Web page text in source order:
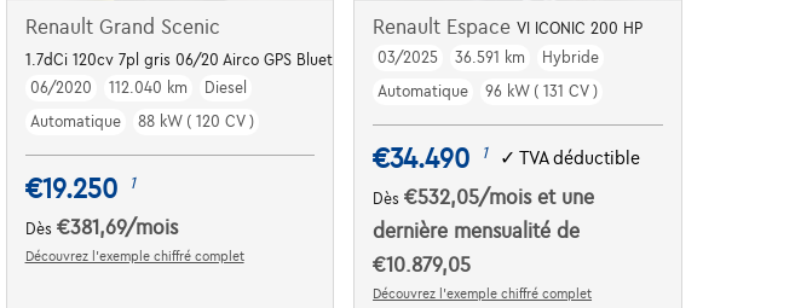
| Gps | Alu
Renault Grand Scenic
1.7dCi 120cv 7pl gris 06/20 Airco GPS Bluetooth
06/2020
112.040 km
Diesel
Automatique
88 kW ( 120 CV )
€19.250 1
Dès €381,69/mois
Découvrez l’exemple chiffré complet
Renault EspaceVI ICONIC 200 HP
03/2025
36.591 km
Hybride
Automatique
96 kW ( 131 CV )
€34.490 1 ✓TVA déductible
Dès€532,05/moiset une
dernière mensualité de
€10.879,05
Découvrez l’exemple chiffré complet